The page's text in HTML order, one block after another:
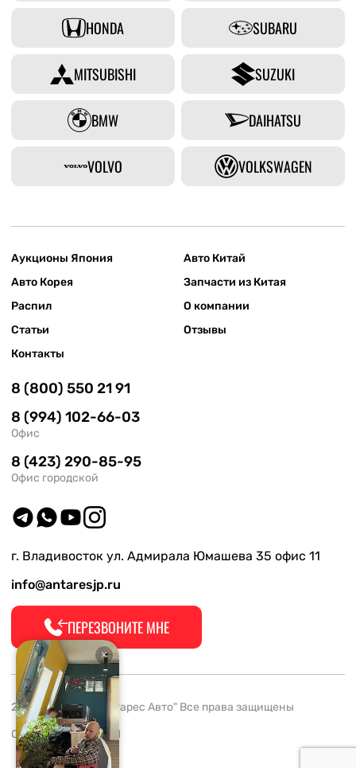
HONDA SUBARU
MITSUBISHI SUZUKI
BMW DAIHATSU
VOLVO VOLKSWAGEN
Аукционы Япония
Авто Китай
Авто Корея
Запчасти из Китая
Распил
О компании
Статьи
Отзывы
Контакты
8 (800) 550 21 91
8 (994) 102-66-03
Офис
8 (423) 290-85-95
Офис городской
г. Владивосток ул. Адмирала Юмашева 35 офис 11
info@antaresjp.ru
ПЕРЕЗВОНИТЕ МНЕ
2008-2026 ООО "Антарес Авто" Все права защищены
ОГРН 1132537005061